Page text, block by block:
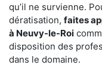
qu’il ne survienne.
dératisation, faites
à Neuvy-le-Roi
disposition des
dans le domaine.